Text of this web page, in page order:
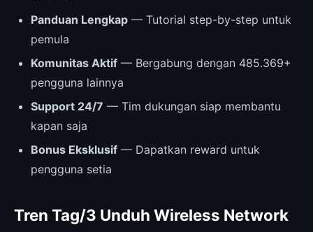
Panduan Lengkap — Tutorial step-by-step untuk
pemula
Komunitas Aktif — Bergabung dengan 485.369+
pengguna lainnya
Support 24/7 — Tim dukungan siap membantu
kapan saja
Bonus Eksklusif — Dapatkan reward untuk
pengguna setia
Tren Tag/3 Unduh Wireless Network